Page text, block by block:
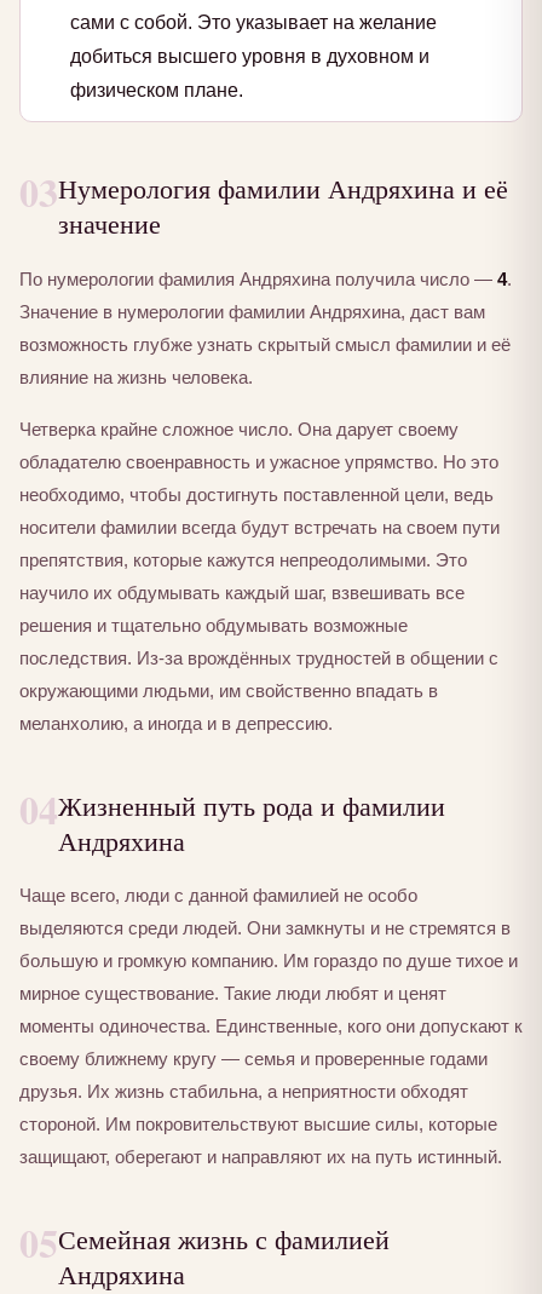
сами с собой. Это указывает на желание
добиться высшего уровня в духовном и
физическом плане.
03Нумерология фамилии Андряхина и её
значение
По нумерологии фамилия Андряхина получила число — 4.
Значение в нумерологии фамилии Андряхина, даст вам
возможность глубже узнать скрытый смысл фамилии и её
влияние на жизнь человека.
Четверка крайне сложное число. Она дарует своему
обладателю своенравность и ужасное упрямство. Но это
необходимо, чтобы достигнуть поставленной цели, ведь
носители фамилии всегда будут встречать на своем пути
препятствия, которые кажутся непреодолимыми. Это
научило их обдумывать каждый шаг, взвешивать все
решения и тщательно обдумывать возможные
последствия. Из-за врождённых трудностей в общении с
окружающими людьми, им свойственно впадать в
меланхолию, а иногда и в депрессию.
04Жизненный путь рода и фамилии
Андряхина
Чаще всего, люди с данной фамилией не особо
выделяются среди людей. Они замкнуты и не стремятся в
большую и громкую компанию. Им гораздо по душе тихое и
мирное существование. Такие люди любят и ценят
моменты одиночества. Единственные, кого они допускают к
своему ближнему кругу — семья и проверенные годами
друзья. Их жизнь стабильна, а неприятности обходят
стороной. Им покровительствуют высшие силы, которые
защищают, оберегают и направляют их на путь истинный.
05Семейная жизнь с фамилией
Андряхина